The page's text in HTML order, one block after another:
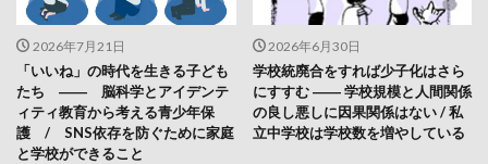
2026年7月21日
「いいね」の時代を生きる子ども
たち ―― 脳科学とアイデンテ
ィティ教育から考える青少年保
護 / SNS依存を防ぐために家庭
と学校ができること
2026年6月30日
学校統廃合をすれば少子化はさら
にすすむ ―― 学校規模と人間関係
の良し悪しに因果関係はない / 私
立中学校は学校数を増やしている